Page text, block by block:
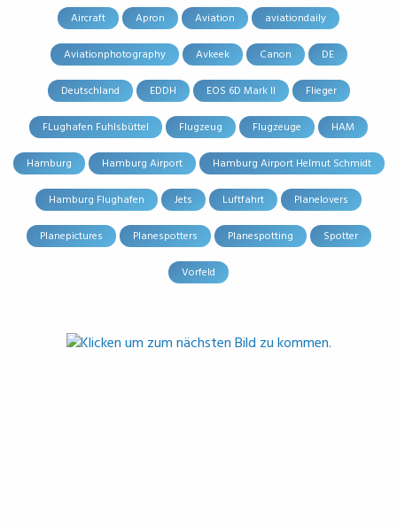
Aircraft Apron Aviation aviationdaily
Aviationphotography Avkeek Canon DE
Deutschland EDDH EOS 6D Mark II Flieger
FLughafen Fuhlsbüttel Flugzeug Flugzeuge HAM
Hamburg Hamburg Airport Hamburg Airport Helmut Schmidt
Hamburg Flughafen Jets Luftfahrt Planelovers
Planepictures Planespotters Planespotting Spotter
Vorfeld